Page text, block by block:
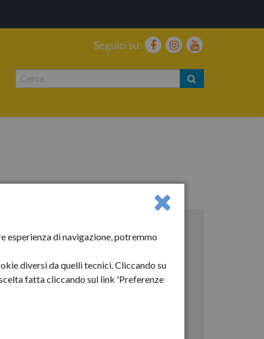
esperienza di navigazione, potremmo
diversi da quelli tecnici. Cliccando su
fatta cliccando sul link 'Preferenze
Seguici su:
Gennaio 2026
Febbraio 2026